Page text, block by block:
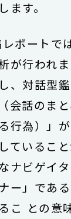
ます。
ポートで
が行われ
、対話型
会話のま
行為）」
ているこ
ナビゲイ
ー」であ
こ との意